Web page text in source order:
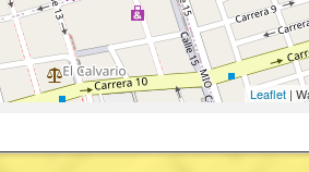
Leaflet|